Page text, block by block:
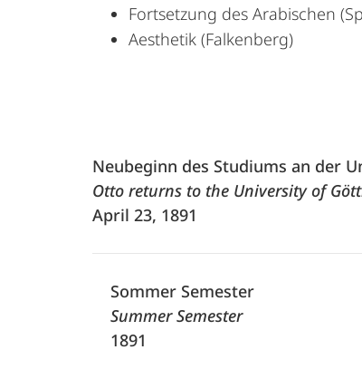
Fortsetzung des Arabischen
Aesthetik (Falkenberg)
Neubeginn des Studiums an der
Otto returns to the University of
April 23, 1891
Sommer Semester
Summer Semester
1891